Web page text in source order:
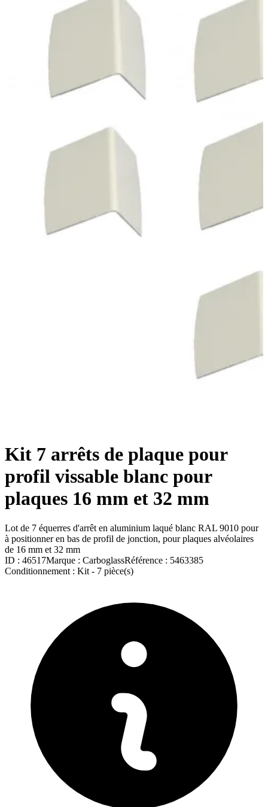
Kit 7 arrêts de plaque pour
profil vissable blanc pour
plaques 16 mm et 32 mm
Lot de 7 équerres d'arrêt en aluminium laqué blanc RAL 9010 pour
à positionner en bas de profil de jonction, pour plaques alvéolaires
de 16 mm et 32 mm
ID : 46517Marque : CarboglassRéférence : 5463385
Conditionnement : Kit - 7 pièce(s)